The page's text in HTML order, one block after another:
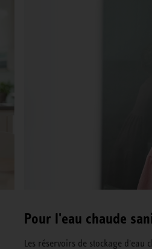
Pour l'eau chaude
Les réservoirs de stockage